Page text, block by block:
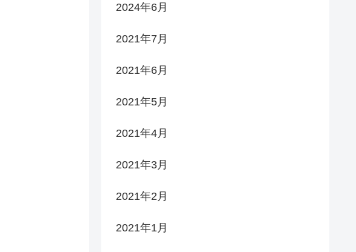
2024年6月
2021年7月
2021年6月
2021年5月
2021年4月
2021年3月
2021年2月
2021年1月